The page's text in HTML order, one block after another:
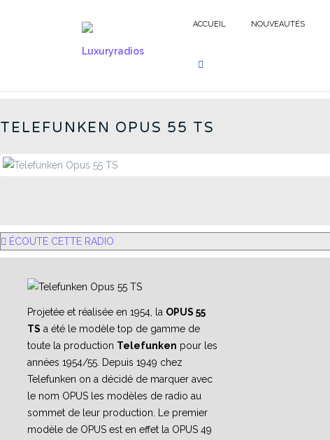
ACCUEIL NOUVEAUTÉS
GERMAN RADIOS - FR
TELEFUNKEN OPUS 55 TS
ÉCOUTE CETTE RADIO
Projetée et réalisée en 1954, la OPUS 55
TS a été le modèle top de gamme de
toute la production Telefunken pour les
années 1954/55. Depuis 1949 chez
Telefunken on a décidé de marquer avec
le nom OPUS les modèles de radio au
sommet de leur production. Le premier
modèle de OPUS est en effet la OPUS 49